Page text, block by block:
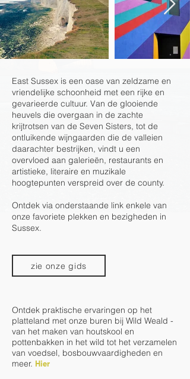
East Sussex is een oase van zeldzame en
vriendelijke schoonheid met een rijke en
gevarieerde cultuur. Van de glooiende
heuvels die overgaan in de zachte
krijtrotsen van de Seven Sisters, tot de
ontluikende wijngaarden die de valleien
daarachter bestrijken, vindt u een
overvloed aan galerieën, restaurants en
artistieke, literaire en muzikale
hoogtepunten verspreid over de county.
Ontdek via onderstaande link enkele van
onze favoriete plekken en bezigheden in
Sussex.
zie onze gids
Ontdek praktische ervaringen op het
platteland met onze buren bij Wild Weald -
van het maken van houtskool en
pottenbakken in het wild tot het verzamelen
van voedsel, bosbouwvaardigheden en
meer. Hier